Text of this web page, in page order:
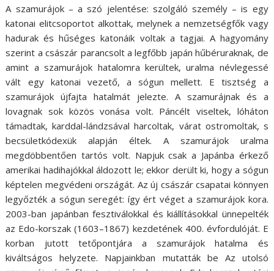
A szamurájok – a szó jelentése: szolgáló személy – is egy
katonai elitcsoportot alkottak, melynek a nemzetségfők vagy
hadurak és hűséges katonáik voltak a tagjai. A hagyomány
szerint a császár parancsolt a legfőbb japán hűbéruraknak, de
amint a szamurájok hatalomra kerültek, uralma névlegessé
vált egy katonai vezető, a sógun mellett. E tisztség a
szamurájok újfajta hatalmát jelezte. A szamurájnak és a
lovagnak sok közös vonása volt. Páncélt viseltek, lóháton
támadtak, karddal-lándzsával harcoltak, várat ostromoltak, s
becsületkódexük alapján éltek. A szamurájok uralma
megdöbbentően tartós volt. Napjuk csak a Japánba érkező
amerikai hadihajókkal áldozott le; ekkor derült ki, hogy a sógun
képtelen megvédeni országát. Az új császár csapatai könnyen
legyőzték a sógun seregét: így ért véget a szamurájok kora.
2003-ban japánban fesztiválokkal és kiállításokkal ünnepelték
az Edo-korszak (1603–1867) kezdetének 400. évfordulóját. E
korban jutott tetőpontjára a szamurájok hatalma és
kiváltságos helyzete. Napjainkban mutatták be Az utolsó